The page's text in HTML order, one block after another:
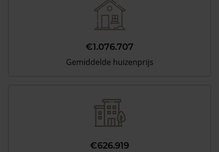
€1.076.707
Gemiddelde huizenprijs
€626.919